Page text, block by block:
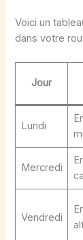
Voici un
dans votre
Jour
Lundi
Mercredi
Vendredi